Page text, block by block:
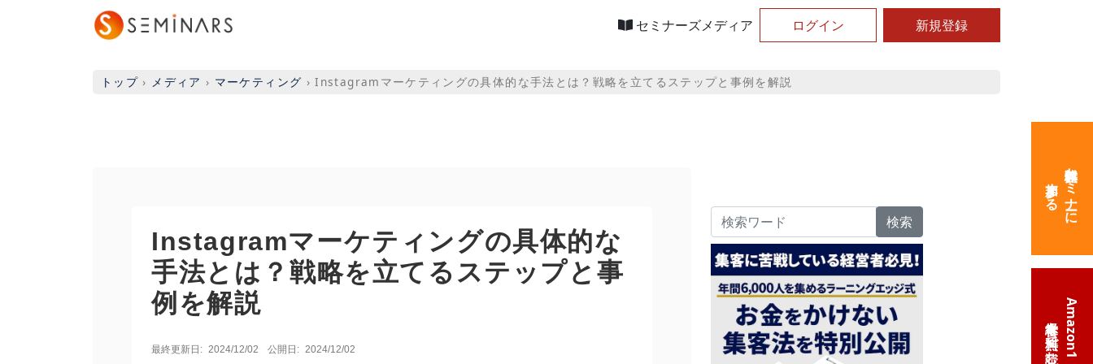
セミナーズメディア ログイン 新規登録
トップ › メディア › マーケティング ›Instagramマーケティングの具体的な手法とは？戦略を立てるステップと事例を解説
Instagramマーケティングの具体的な
手法とは？戦略を立てるステップと事
例を解説
最終更新日: 2024/12/02 公開日: 2024/12/02
検索
無料体験セミナーに
参加する
Amazon1位の
経営本を無料で読む